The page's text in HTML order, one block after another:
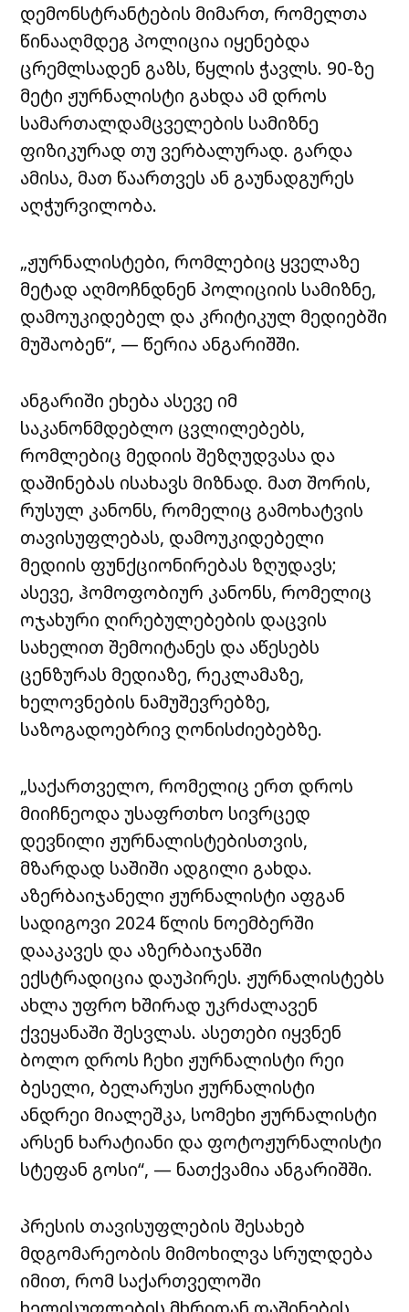
დემონსტრანტების მიმართ, რომელთა
წინააღმდეგ პოლიცია იყენებდა
ცრემლსადენ გაზს, წყლის ჭავლს. 90-ზე
მეტი ჟურნალისტი გახდა ამ დროს
სამართალდამცველების სამიზნე
ფიზიკურად თუ ვერბალურად. გარდა
ამისა, მათ წაართვეს ან გაუნადგურეს
აღჭურვილობა.
„ჟურნალისტები, რომლებიც ყველაზე
მეტად აღმოჩნდნენ პოლიციის სამიზნე,
დამოუკიდებელ და კრიტიკულ მედიებში
მუშაობენ“, — წერია ანგარიშში.
ანგარიში ეხება ასევე იმ
საკანონმდებლო ცვლილებებს,
რომლებიც მედიის შეზღუდვასა და
დაშინებას ისახავს მიზნად. მათ შორის,
რუსულ კანონს, რომელიც გამოხატვის
თავისუფლებას, დამოუკიდებელი
მედიის ფუნქციონირებას ზღუდავს;
ასევე, ჰომოფობიურ კანონს, რომელიც
ოჯახური ღირებულებების დაცვის
სახელით შემოიტანეს და აწესებს
ცენზურას მედიაზე, რეკლამაზე,
ხელოვნების ნამუშევრებზე,
საზოგადოებრივ ღონისძიებებზე.
„საქართველო, რომელიც ერთ დროს
მიიჩნეოდა უსაფრთხო სივრცედ
დევნილი ჟურნალისტებისთვის,
მზარდად საშიში ადგილი გახდა.
აზერბაიჯანელი ჟურნალისტი აფგან
სადიგოვი 2024 წლის ნოემბერში
დააკავეს და აზერბაიჯანში
ექსტრადიცია დაუპირეს. ჟურნალისტებს
ახლა უფრო ხშირად უკრძალავენ
ქვეყანაში შესვლას. ასეთები იყვნენ
ბოლო დროს ჩეხი ჟურნალისტი რეი
ბესელი, ბელარუსი ჟურნალისტი
ანდრეი მიალეშკა, სომეხი ჟურნალისტი
არსენ ხარატიანი და ფოტოჟურნალისტი
სტეფან გოსი“, — ნათქვამია ანგარიშში.
პრესის თავისუფლების შესახებ
მდგომარეობის მიმოხილვა სრულდება
იმით, რომ საქართველოში